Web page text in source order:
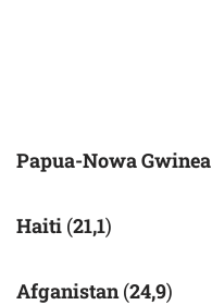
Papua-Nowa Gwinea
Haiti (21,1)
Afganistan(24,9)